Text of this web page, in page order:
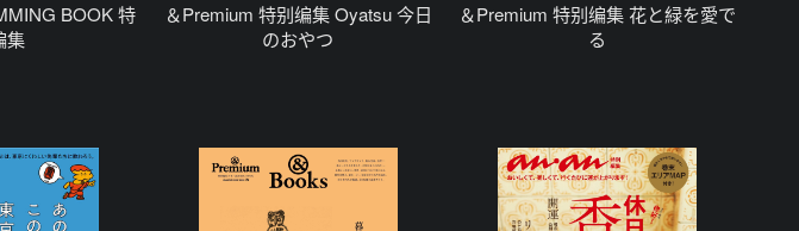
BOOK 特
集
＆Premium 特别编集 Oyatsu 今日
のおやつ
＆Premium 特别编集 花と緑を愛で
る